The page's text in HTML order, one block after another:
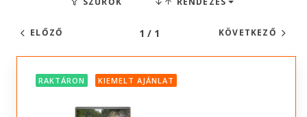
ELŐZŐ 1 / 1 KÖVETKEZŐ
RAKTÁRON KIEMELT AJÁNLAT